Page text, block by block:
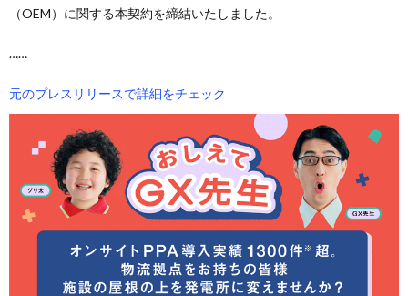
（OEM）に関する本契約を締結いたしました。
……
元のプレスリリースで詳細をチェック